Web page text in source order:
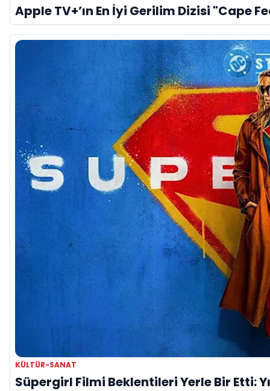
Apple TV+’ın En İyi Gerilim Dizisi "Cape
KÜLTÜR-SANAT
Süpergirl Filmi Beklentileri Yerle Bir Etti: